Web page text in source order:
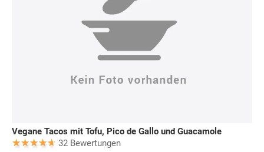
Vegane Tacos mit Tofu, Pico de Gallo und Guacamole
32 Bewertungen